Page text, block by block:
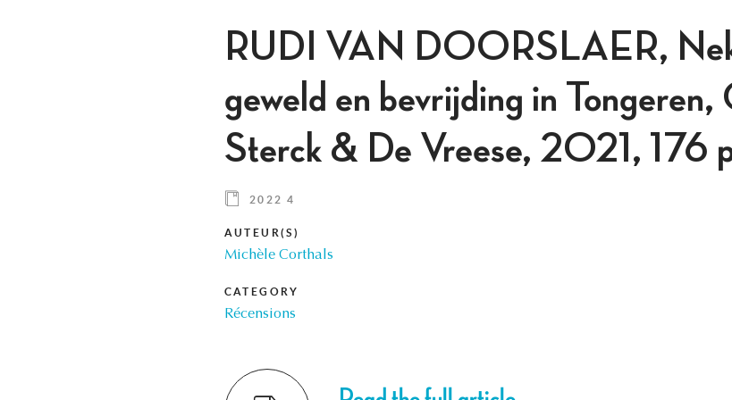
RUDI VAN DOORSLAER,
geweld en bevrijding in
Sterck & De Vreese, 2021, 176
2022 4
AUTEUR(S)
Michèle Corthals
CATEGORY
Récensions